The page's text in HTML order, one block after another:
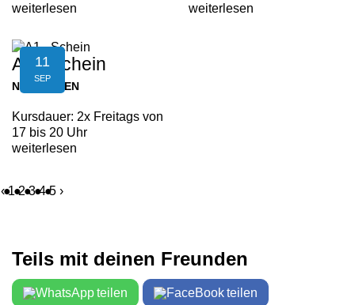
weiterlesen
weiterlesen
11
SEP
A1 - Schein
NEUFELDEN
Kursdauer: 2x Freitags von
17 bis 20 Uhr
weiterlesen
‹ 1 2 3 4 5 ›
Teils mit deinen Freunden
teilen teilen